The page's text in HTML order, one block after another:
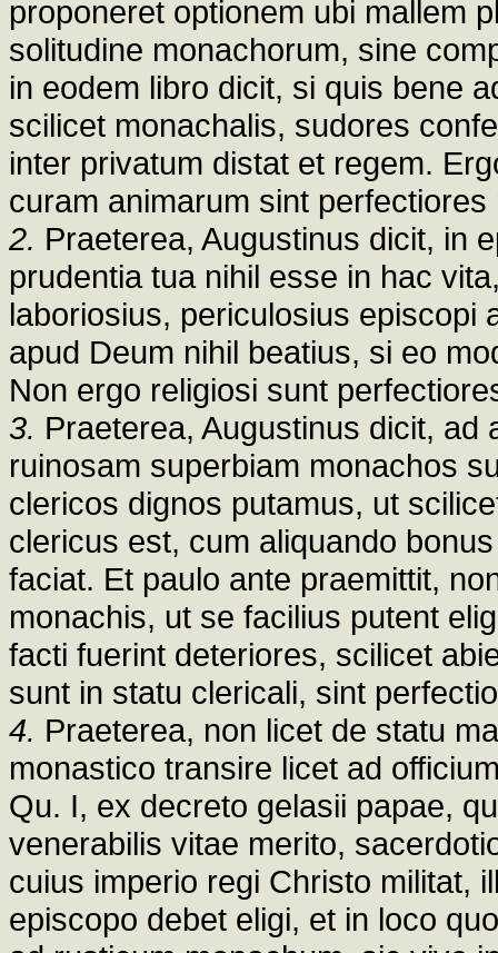
proponeret optionem ubi mallem
solitudine monachorum, sine
in eodem libro dicit, si quis bene
scilicet monachalis, sudores
inter privatum distat et regem.
curam animarum sint perfectiores
2. Praeterea, Augustinus dicit, in
prudentia tua nihil esse in hac
laboriosius, periculosius episcopi
apud Deum nihil beatius, si eo
Non ergo religiosi sunt
3. Praeterea, Augustinus dicit,
ruinosam superbiam monachos
clericos dignos putamus, ut
clericus est, cum aliquando
faciat. Et paulo ante praemittit,
monachis, ut se facilius putent
facti fuerint deteriores, scilicet
sunt in statu clericali, sint
4. Praeterea, non licet de statu
monastico transire licet ad
Qu. I, ex decreto gelasii papae,
venerabilis vitae merito,
cuius imperio regi Christo militat,
episcopo debet eligi, et in loco